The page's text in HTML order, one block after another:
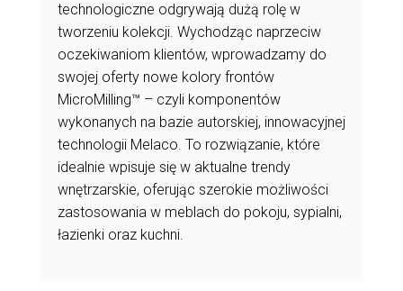
technologiczne odgrywają dużą rolę w
tworzeniu kolekcji. Wychodząc naprzeciw
oczekiwaniom klientów, wprowadzamy do
swojej oferty nowe kolory frontów
MicroMilling™ – czyli komponentów
wykonanych na bazie autorskiej, innowacyjnej
technologii Melaco. To rozwiązanie, które
idealnie wpisuje się w aktualne trendy
wnętrzarskie, oferując szerokie możliwości
zastosowania w meblach do pokoju, sypialni,
łazienki oraz kuchni.